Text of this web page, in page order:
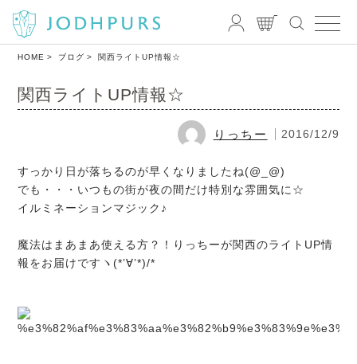
HOME ブログ 関西ライトUP情報☆
関西ライトUP情報☆
りっちー 2016/12/9
すっかり日が落ちるのが早くなりましたね(@_@)
でも・・・いつもの街が夜の間だけ特別な雰囲気に☆
イルミネーションマジック♪
魔法はまあまあ使える方？！りっちーが関西のライトUP情
報をお届けですヽ(*’∀’*)/*